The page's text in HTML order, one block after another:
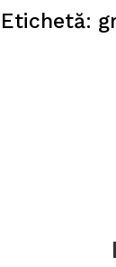
Etichetă: